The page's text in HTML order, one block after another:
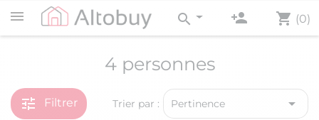
shopping_cart (0)
person_add
search
4 personnes
tune Filtrer Trier par : Pertinence 